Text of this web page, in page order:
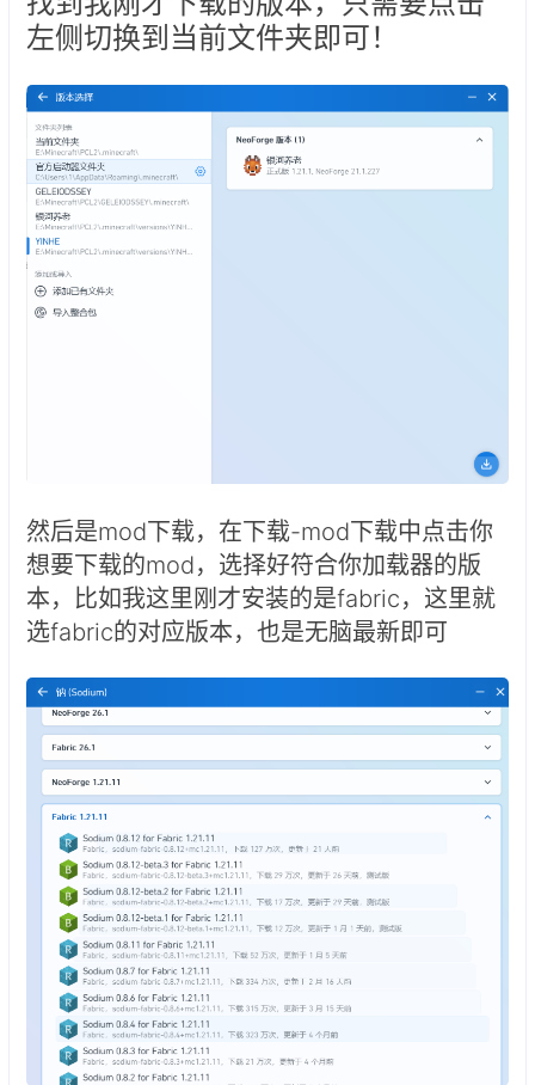
左侧切换到当前文件夹即可！
然后是mod下载，在下载-mod下载中点击你
想要下载的mod，选择好符合你加载器的版
本，比如我这里刚才安装的是fabric，这里就
选fabric的对应版本，也是无脑最新即可